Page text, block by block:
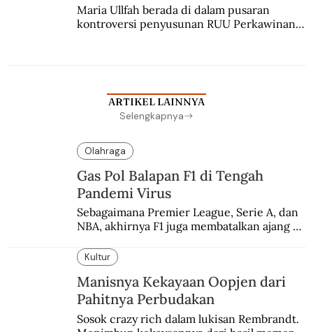
Maria Ullfah berada di dalam pusaran
kontroversi penyusunan RUU Perkawinan.
ARTIKEL LAINNYA
Selengkapnya
Olahraga
Gas Pol Balapan F1 di Tengah
Pandemi Virus
Sebagaimana Premier League, Serie A, dan
NBA, akhirnya F1 juga membatalkan ajang
enam dekade lampau.
Kultur
Manisnya Kekayaan Oopjen dari
Pahitnya Perbudakan
Sosok crazy rich dalam lukisan Rembrandt.